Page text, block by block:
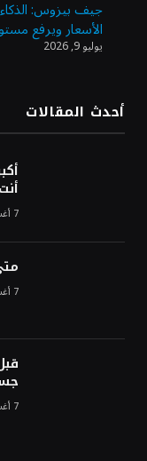
الدولار
ترقب تطورات
جيف بيزوس:
الأسعار ويرفع
يوليو 9, 2026
أحدث المقالات
7 أغسطس، 2026
7 أغسطس، 2026
7 أغسطس، 2026